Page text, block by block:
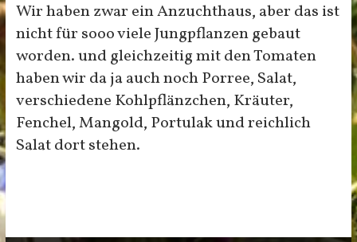
Wir haben zwar ein Anzuchthaus, aber das ist
nicht für sooo viele Jungpflanzen gebaut
worden. und gleichzeitig mit den Tomaten
haben wir da ja auch noch Porree, Salat,
verschiedene Kohlpflänzchen, Kräuter,
Fenchel, Mangold, Portulak und reichlich
Salat dort stehen.